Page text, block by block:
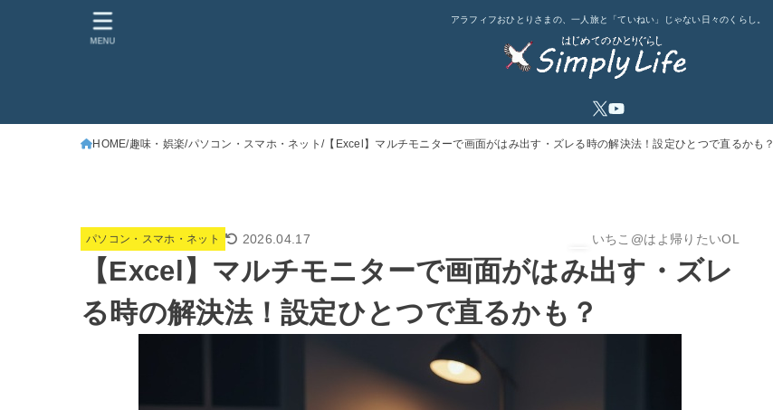
アラフィフおひとりさまの、一人旅と「ていねい」じゃない日々のくらし。
MENU
HOME 趣味・娯楽 パソコン・スマホ・ネット 【Excel】マルチモニターで画面がはみ出す・ズレる時の解決法！設定ひとつで直るかも？
パソコン・スマホ・ネット 2026.04.17 いちこ@はよ帰りたいOL
【Excel】マルチモニターで画面がはみ出す・ズレ
る時の解決法！設定ひとつで直るかも？